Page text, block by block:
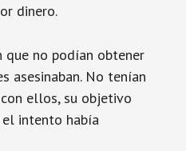
dinero.
que no podían obtener
asesinaban. No tenían
ellos, su objetivo
el intento había